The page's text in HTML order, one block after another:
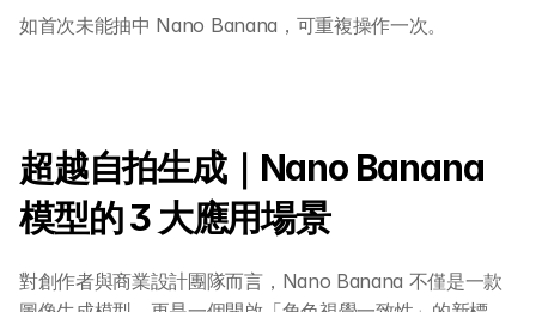
如首次未能抽中 Nano Banana，可重複操作一次。
超越自拍生成｜Nano Banana
模型的 3 大應用場景
對創作者與商業設計團隊而言，Nano Banana 不僅是一款